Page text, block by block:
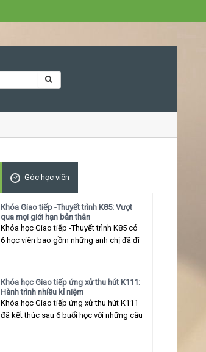
Góc học viên
Khóa Giao tiếp -Thuyết trình K85: Vượt
qua mọi giới hạn bản thân
Khóa học Giao tiếp -Thuyết trình K85 có
6 học viên bao gồm những anh chị đã đi
Khóa học Giao tiếp ứng xử thu hút K111:
Hành trình nhiều kỉ niệm
Khóa học Giao tiếp ứng xử thu hút K111
đã kết thúc sau 6 buổi học với những câu